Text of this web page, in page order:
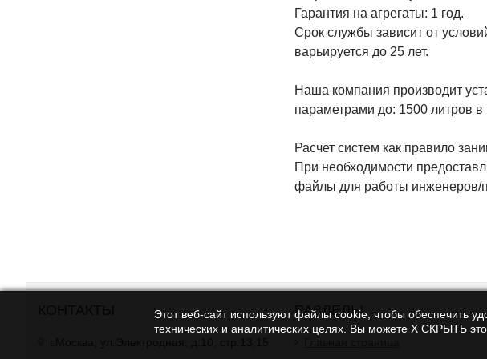
Гарантия на агрегаты: 1 год.
Срок службы зависит от
варьируется до 25 лет.
Наша компания производит
параметрами до: 1500 литров в
Расчет систем как правило
При необходимости
файлы для работы инженеров/
РАЗДЕЛЫ
Этот веб-сайт используют файлы cookie, чтобы обеспечить
технических и аналитических целях. Вы можете Х СКРЫТЬ